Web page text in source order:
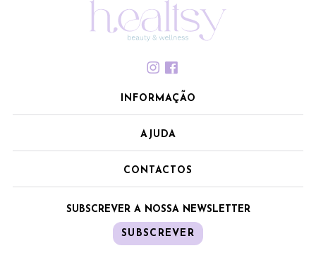
INFORMAÇÃO
AJUDA
CONTACTOS
SUBSCREVER A NOSSA NEWSLETTER
SUBSCREVER